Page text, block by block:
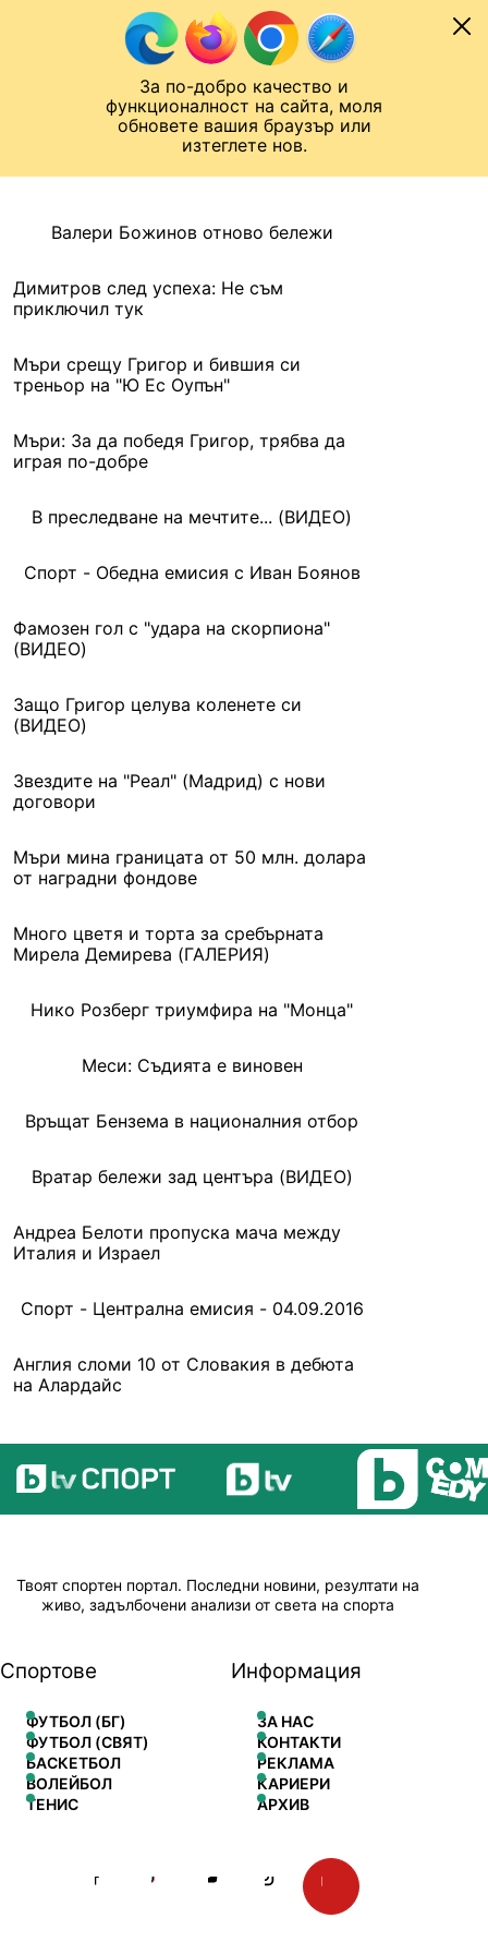
За по-добро качество и
функционалност на сайта, моля
обновете вашия браузър или
изтеглете нов.
Към съдържанието
Лига на Конференциите
Валери Божинов отново бележи
Димитров след успеха: Не съм
приключил тук
Мъри срещу Григор и бившия си
треньор на "Ю Ес Оупън"
Мъри: За да победя Григор, трябва да
играя по-добре
В преследване на мечтите... (ВИДЕО)
Спорт - Обедна емисия с Иван Боянов
Фамозен гол с "удара на скорпиона"
(ВИДЕО)
Защо Григор целува коленете си
(ВИДЕО)
Звездите на "Реал" (Мадрид) с нови
договори
Мъри мина границата от 50 млн. долара
от наградни фондове
Много цветя и торта за сребърната
Мирела Демирева (ГАЛЕРИЯ)
Нико Розберг триумфира на "Монца"
Меси: Съдията е виновен
Връщат Бензема в националния отбор
Вратар бележи зад центъра (ВИДЕО)
Андреа Белоти пропуска мача между
Италия и Израел
Спорт - Централна емисия - 04.09.2016
Англия сломи 10 от Словакия в дебюта
на Алардайс
Твоят спортен портал. Последни новини, резултати на
живо, задълбочени анализи от света на спорта
Спортове
ФУТБОЛ (БГ)
ФУТБОЛ (СВЯТ)
БАСКЕТБОЛ
ВОЛЕЙБОЛ
ТЕНИС
Информация
ЗА НАС
КОНТАКТИ
РЕКЛАМА
КАРИЕРИ
АРХИВ